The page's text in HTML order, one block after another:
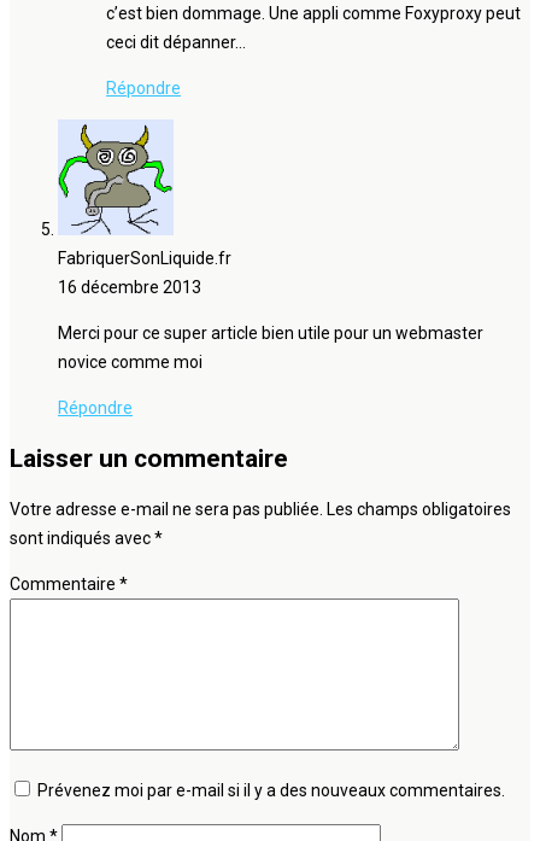
c’est bien dommage. Une appli comme Foxyproxy peut
ceci dit dépanner…
Répondre
FabriquerSonLiquide.fr
16 décembre 2013
Merci pour ce super article bien utile pour un webmaster
novice comme moi
Répondre
Laisser un commentaire
Votre adresse e-mail ne sera pas publiée. Les champs obligatoires
sont indiqués avec*
Commentaire *
Prévenez moi par e-mail si il y a des nouveaux commentaires.
Nom *